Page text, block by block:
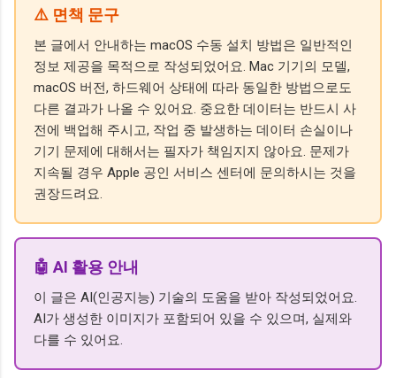
⚠️ 면책 문구
본 글에서 안내하는 macOS 수동 설치 방법은 일반적인
정보 제공을 목적으로 작성되었어요. Mac 기기의 모델,
macOS 버전, 하드웨어 상태에 따라 동일한 방법으로도
다른 결과가 나올 수 있어요. 중요한 데이터는 반드시 사
전에 백업해 주시고, 작업 중 발생하는 데이터 손실이나
기기 문제에 대해서는 필자가 책임지지 않아요. 문제가
지속될 경우 Apple 공인 서비스 센터에 문의하시는 것을
권장드려요.
🤖 AI 활용 안내
이 글은 AI(인공지능) 기술의 도움을 받아 작성되었어요.
AI가 생성한 이미지가 포함되어 있을 수 있으며, 실제와
다를 수 있어요.